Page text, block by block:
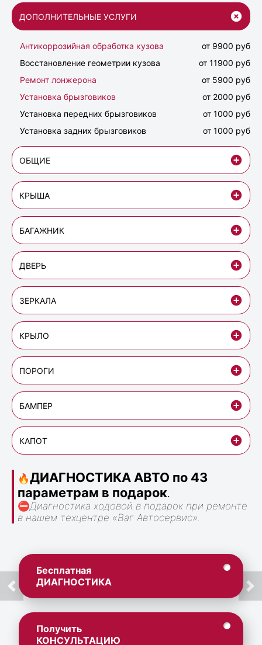
ДОПОЛНИТЕЛЬНЫЕ УСЛУГИ
Антикоррозийная обработка кузова
от 9900 руб
Восстановление геометрии кузова
от 11900 руб
Ремонт лонжерона
от 5900 руб
Установка брызговиков
от 2000 руб
Установка передних брызговиков
от 1000 руб
Установка задних брызговиков
от 1000 руб
ОБЩИЕ
КРЫША
БАГАЖНИК
ДВЕРЬ
ЗЕРКАЛА
КРЫЛО
ПОРОГИ
БАМПЕР
КАПОТ
🔥ДИАГНОСТИКА АВТО по 43
параметрам в подарок.
⛔Диагностика ходовой в подарок при ремонте
в нашем техцентре «Ваг Автосервис».
Бесплатная
ДИАГНОСТИКА
Получить
КОНСУЛЬТАЦИЮ